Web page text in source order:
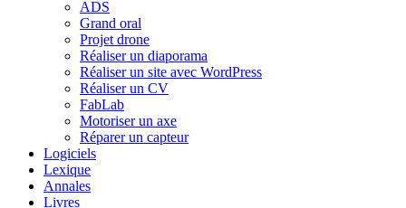
ADS
Grand oral
Projet drone
Réaliser un diaporama
Réaliser un site avec WordPress
Réaliser un CV
FabLab
Motoriser un axe
Réparer un capteur
Logiciels
Lexique
Annales
Livres